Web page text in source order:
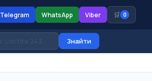
Telegram WhatsApp Viber 🛒 0
Знайти